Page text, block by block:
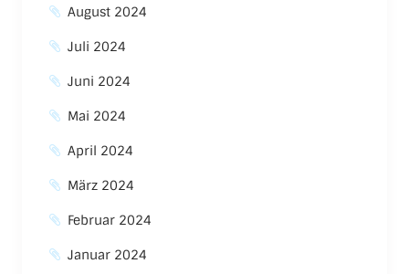
August 2024
Juli 2024
Juni 2024
Mai 2024
April 2024
März 2024
Februar 2024
Januar 2024